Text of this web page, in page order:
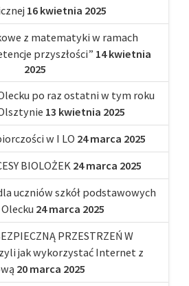
16 kwietnia 2025
z matematyki w ramach
przyszłości” 14 kwietnia
2025
po raz ostatni w tym roku
13 kwietnia 2025
w I LO 24 marca 2025
BIOLOŻEK 24 marca 2025
uczniów szkół podstawowych
24 marca 2025
PRZESTRZEŃ W
jak wykorzystać Internet z
20 marca 2025